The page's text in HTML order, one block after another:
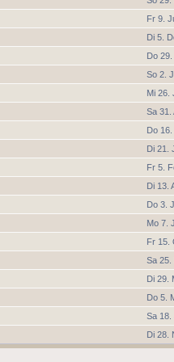
Fr 9.
Di 5.
Do
So 2.
Mi 26.
Sa 31.
Do
Di 21.
Fr 5.
Di 13.
Do 3.
Mo 7.
Fr 15.
Sa 25.
Di 29.
Do 5.
Sa 18.
Di 28.